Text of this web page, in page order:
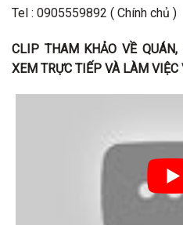
Tel : 0905559892 ( Chính chủ )
CLIP THAM KHẢO VỀ
XEM TRỰC TIẾP VÀ LÀM VIỆC